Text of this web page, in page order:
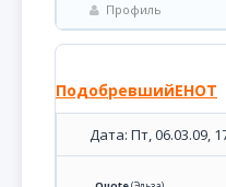
Профиль
ПодобревшийЕНОТ
Дата: Пт, 06.03.09,